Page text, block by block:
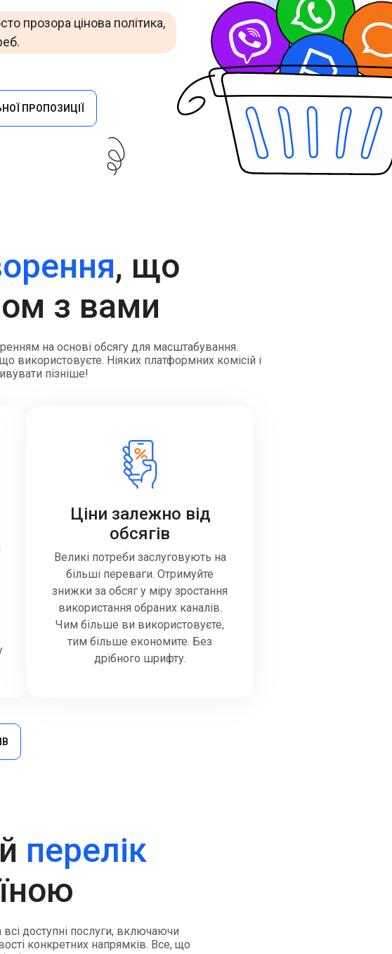
API.прозора цінова політика,
ПРОПОЗИЦІЇ
, що
з вами
на основі обсягу для масштабування.
використовуєте. Ніяких платформних комісій і
пізніше!
Ціни залежно від
обсягів
Великі потреби заслуговують на
більші переваги. Отримуйте
знижки за обсяг у міру зростання
використання обраних каналів.
Чим більше ви використовуєте,
тим більше економите. Без
дрібного шрифту.
перелік
доступні послуги, включаючи
конкретних напрямків. Все, що